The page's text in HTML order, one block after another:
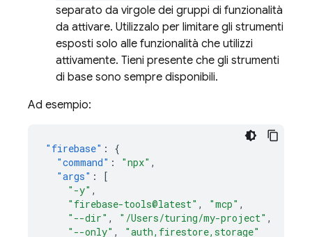
separato da virgole dei gruppi di funzionalità
da attivare. Utilizzalo per limitare gli strumenti
esposti solo alle funzionalità che utilizzi
attivamente. Tieni presente che gli strumenti
di base sono sempre disponibili.
Ad esempio:
"firebase" :
{
"command" : "npx" ,
"args" :
[
"-y" ,
"firebase-tools@latest" , "mcp" ,
"--dir" , "/Users/turing/my-project" ,
"--only" ,
"auth,firestore,storage"